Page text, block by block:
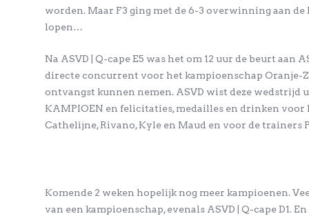
worden. Maar F3 ging met de 6-3 overwinning aan
lopen…
Na ASVD | Q-cape E5 was het om 12 uur de beurt aan
directe concurrent voor het kampioenschap Oranje-
ontvangst kunnen nemen. ASVD wist deze
KAMPIOEN en felicitaties, medailles en drinken voor
Cathelijne, Rivano, Kyle en Maud en voor de trainers
Komende 2 weken hopelijk nog meer kampioenen.
van een kampioenschap, evenals ASVD | Q-cape D1.